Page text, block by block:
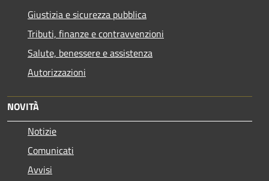
Giustizia e sicurezza pubblica
Tributi, finanze e contravvenzioni
Salute, benessere e assistenza
Autorizzazioni
NOVITÀ
Notizie
Comunicati
Avvisi